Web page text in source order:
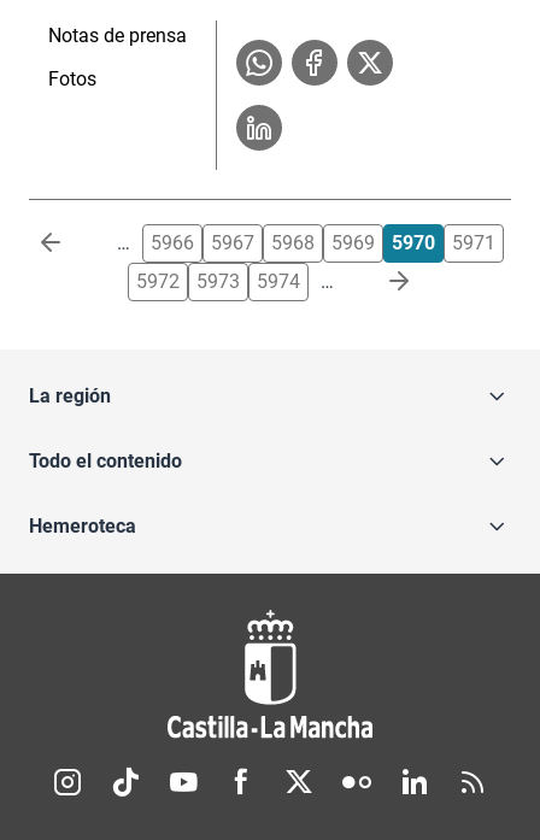
Notas de prensa
Fotos
Paginación … 5966 5967 5968 5969 5970
5971
5972
5973 5974 …
La región
Todo el contenido
Hemeroteca
Redes sociales JCCM